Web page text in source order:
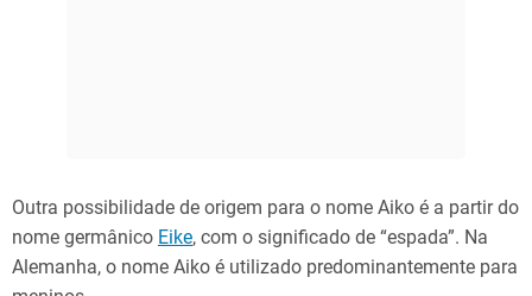
Outra possibilidade de origem para o nome Aiko é a partir do
nome germânico Eike, com o significado de “espada”. Na
Alemanha, o nome Aiko é utilizado predominantemente para